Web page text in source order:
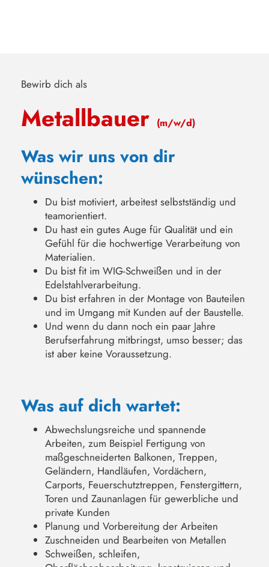
Bewirb dich als
Metallbauer (m/w/d)
Was wir uns von dir
wünschen:
Du bist motiviert, arbeitest selbstständig und
teamorientiert.
Du hast ein gutes Auge für Qualität und ein
Gefühl für die hochwertige Verarbeitung von
Materialien.
Du bist fit im WIG-Schweißen und in der
Edelstahlverarbeitung.
Du bist erfahren in der Montage von Bauteilen
und im Umgang mit Kunden auf der Baustelle.
Und wenn du dann noch ein paar Jahre
Berufserfahrung mitbringst, umso besser; das
ist aber keine Voraussetzung.
Was auf dich wartet:
Abwechslungsreiche und spannende
Arbeiten, zum Beispiel Fertigung von
maßgeschneiderten Balkonen, Treppen,
Geländern, Handläufen, Vordächern,
Carports, Feuerschutztreppen, Fenstergittern,
Toren und Zaunanlagen für gewerbliche und
private Kunden
Planung und Vorbereitung der Arbeiten
Zuschneiden und Bearbeiten von Metallen
Schweißen, schleifen,